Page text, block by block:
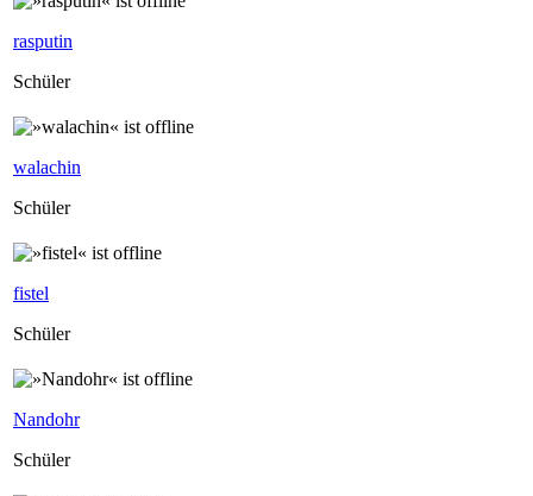
rasputin
Schüler
walachin
Schüler
fistel
Schüler
Nandohr
Schüler